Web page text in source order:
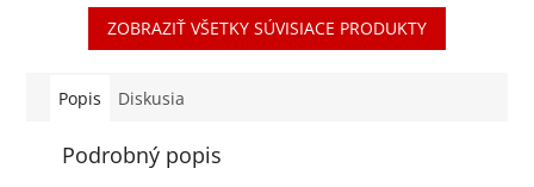
rozmery šetria priestor v
interiéri, umožňujú
použiť kratšie...
Prachové filtre triedy ISO
Coarse (prachové filtre...
ZOBRAZIŤ VŠETKY SÚVISIACE PRODUKTY
Popis Diskusia
Podrobný popis